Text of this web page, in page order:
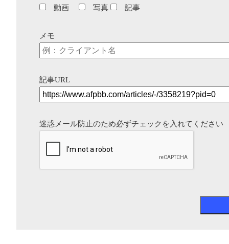
動画
写真 記事
メモ
記事URL
迷惑メール防止のため必ずチェックを入れてください